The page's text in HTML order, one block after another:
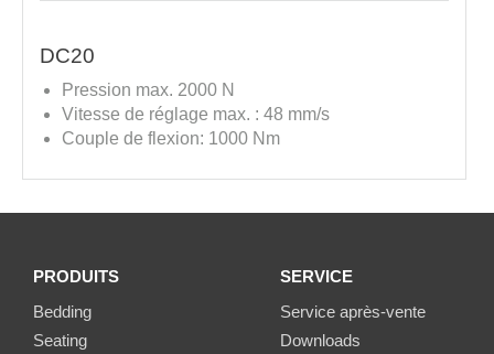
DC20
Pression max. 2000 N
Vitesse de réglage max. : 48 mm/s
Couple de flexion: 1000 Nm
PRODUITS
Bedding
Seating
SERVICE
Service après-vente
Downloads